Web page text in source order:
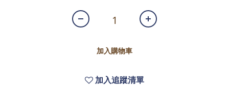
加入購物車
加入追蹤清單